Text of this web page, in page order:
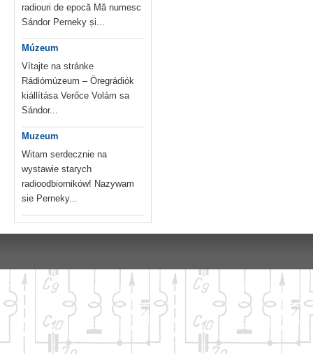
radiouri de epocă Mă numesc
Sándor Perneky și...
Múzeum
Vítajte na stránke
Rádiómúzeum – Öregrádiók
kiállítása Verőce Volám sa
Sándor...
Muzeum
Witam serdecznie na
wystawie starych
radioodbiorników! Nazywam
sie Perneky...